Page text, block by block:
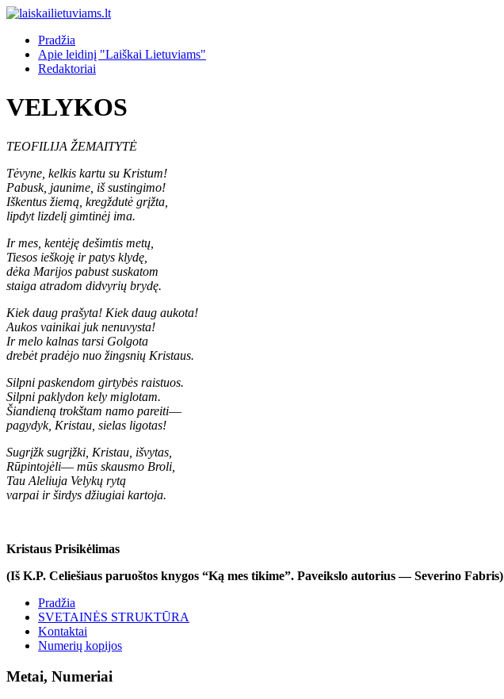
Pradžia
Apie leidinį "Laiškai Lietuviams"
Redaktoriai
VELYKOS
TEOFILIJA ŽEMAITYTĖ
Tėvyne, kelkis kartu su Kristum!
Pabusk, jaunime, iš sustingimo!
Iškentus žiemą, kregždutė grįžta,
lipdyt lizdelį gimtinėj ima.
Ir mes, kentėję dešimtis metų,
Tiesos ieškoję ir patys klydę,
dėka Marijos pabust suskatom
staiga atradom didvyrių brydę.
Kiek daug prašyta! Kiek daug aukota!
Aukos vainikai juk nenuvysta!
Ir melo kalnas tarsi Golgota
drebėt pradėjo nuo žingsnių Kristaus.
Silpni paskendom girtybės raistuos.
Silpni paklydon kely miglotam.
Šiandieną trokštam namo pareiti—
pagydyk, Kristau, sielas ligotas!
Sugrįžk sugrįžki, Kristau, išvytas,
Rūpintojėli— mūs skausmo Broli,
Tau Aleliuja Velykų rytą
varpai ir širdys džiugiai kartoja.
Kristaus Prisikėlimas
(Iš K.P. Celiešiaus paruoštos knygos “Ką mes tikime”. Paveikslo autorius — Severino Fabris)
Pradžia
SVETAINĖS STRUKTŪRA
Kontaktai
Numerių kopijos
Metai, Numeriai